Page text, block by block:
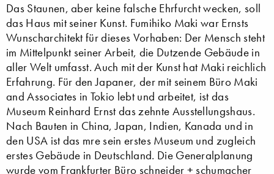
Das Staunen, aber keine falsche Ehrfurcht wecken, soll
das Haus mit seiner Kunst. Fumihiko Maki war Ernsts
Wunscharchitekt für dieses Vorhaben: Der Mensch steht
im Mittelpunkt seiner Arbeit, die Dutzende Gebäude in
aller Welt umfasst. Auch mit der Kunst hat Maki reichlich
Erfahrung. Für den Japaner, der mit seinem Büro Maki
and Associates in Tokio lebt und arbeitet, ist das
Museum Reinhard Ernst das zehnte Ausstellungshaus.
Nach Bauten in China, Japan, Indien, Kanada und in
den USA ist das mre sein erstes Museum und zugleich
erstes Gebäude in Deutschland. Die Generalplanung
wurde vom Frankfurter Büro schneider + schumacher